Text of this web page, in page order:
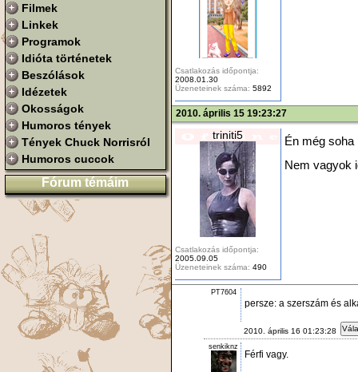
Filmek
Linkek
Programok
Idióta történetek
Beszólások
Idézetek
Okosságok
Humoros tények
Tények Chuck Norrisról
Humoros cuccok
Fórum témáim
Csatlakozás időpontja:
2008.01.30
Üzeneteinek száma: 5892
2010. április 15 19:23:27
triniti5
Csatlakozás időpontja:
2005.09.05
Üzeneteinek száma: 490
Én még
Nem vagyok
PT7604
persze: a szerszám és
2010. április 16 01:23:28
senkiknz
Férfi vagy.